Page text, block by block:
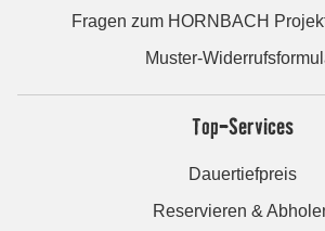
Fragen zum HORNBACH
Muster-
Top-Services
Dauertiefpreis
Reservieren &